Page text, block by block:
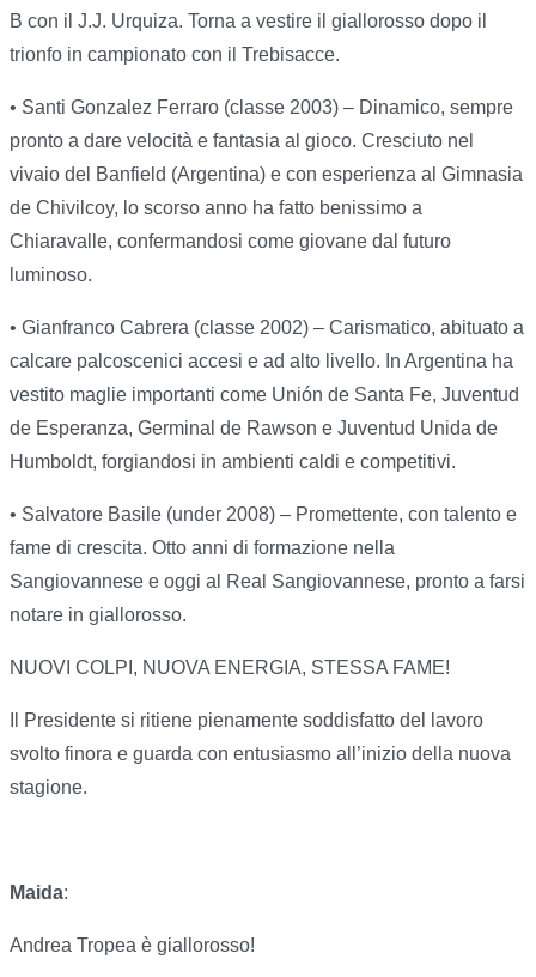
B con il J.J. Urquiza. Torna a vestire il giallorosso dopo il
trionfo in campionato con il Trebisacce.
• Santi Gonzalez Ferraro (classe 2003) – Dinamico, sempre
pronto a dare velocità e fantasia al gioco. Cresciuto nel
vivaio del Banfield (Argentina) e con esperienza al Gimnasia
de Chivilcoy, lo scorso anno ha fatto benissimo a
Chiaravalle, confermandosi come giovane dal futuro
luminoso.
• Gianfranco Cabrera (classe 2002) – Carismatico, abituato a
calcare palcoscenici accesi e ad alto livello. In Argentina ha
vestito maglie importanti come Unión de Santa Fe, Juventud
de Esperanza, Germinal de Rawson e Juventud Unida de
Humboldt, forgiandosi in ambienti caldi e competitivi.
• Salvatore Basile (under 2008) – Promettente, con talento e
fame di crescita. Otto anni di formazione nella
Sangiovannese e oggi al Real Sangiovannese, pronto a farsi
notare in giallorosso.
NUOVI COLPI, NUOVA ENERGIA, STESSA FAME!
Il Presidente si ritiene pienamente soddisfatto del lavoro
svolto finora e guarda con entusiasmo all’inizio della nuova
stagione.
Maida:
Andrea Tropea è giallorosso!